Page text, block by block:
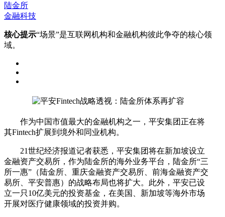
陆金所
金融科技
核心提示“场景”是互联网机构和金融机构彼此争夺的核心领
域。
作为中国市值最大的金融机构之一，平安集团正在将
其Fintech扩展到境外和同业机构。
21世纪经济报道记者获悉，平安集团将在新加坡设立
金融资产交易所，作为陆金所的海外业务平台，陆金所“三
所一惠”（陆金所、重庆金融资产交易所、前海金融资产交
易所、平安普惠）的战略布局也将扩大。此外，平安已设
立一只10亿美元的投资基金，在美国、新加坡等海外市场
开展对医疗健康领域的投资并购。